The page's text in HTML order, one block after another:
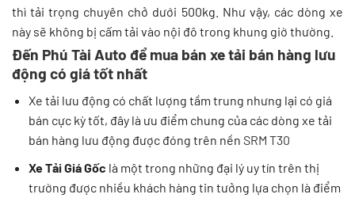
thì tải trọng chuyên chở dưới 500kg. Như vậy, các dòng xe
này sẽ không bị cấm tải vào nội đô trong khung giờ thường.
Đến Phú Tài Auto để mua bán xe tải bán hàng lưu
động có giá tốt nhất
Xe tải lưu động có chất lượng tầm trung nhưng lại có giá
bán cực kỳ tốt, đây là ưu điểm chung của các dòng xe tải
bán hàng lưu động được đóng trên nền SRM T30
Xe Tải Giá Gốc là một trong những đại lý uy tín trên thị
trường được nhiều khách hàng tin tưởng lựa chọn là điểm